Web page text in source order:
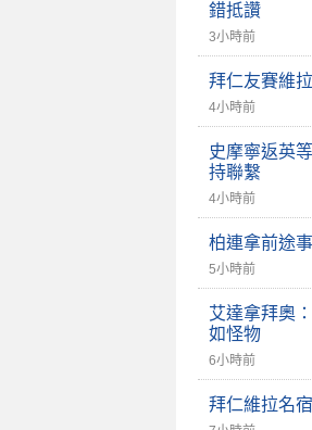
錯抵讚
3小時前
拜仁友賽維
4小時前
史摩寧返英
持聯繫
4小時前
柏連拿前途
5小時前
艾達拿拜奧
如怪物
6小時前
拜仁維拉名